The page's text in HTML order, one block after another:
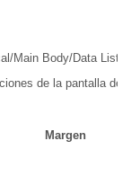
Main Body/Data List.
de la pantalla del
Margen